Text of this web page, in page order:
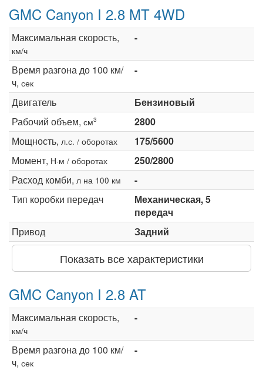
GMC Canyon I 2.8 MT 4WD
Максимальная скорость,
км/ч
-
Время разгона до 100 км/
ч, сек
-
Двигатель
Бензиновый
Рабочий объем, см3
2800
Мощность, л.с. / оборотах
175/5600
Момент, Н·м / оборотах
250/2800
Расход комби, л на 100 км
-
Тип коробки передач
Механическая, 5
передач
Привод
Задний
Показать все характеристики
GMC Canyon I 2.8 AT
Максимальная скорость,
км/ч
-
Время разгона до 100 км/
ч, сек
-